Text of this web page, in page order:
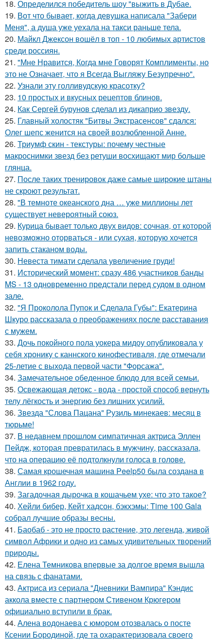
18. Определился победитель шоу "выжить в Дубае.
19. Вот что бывает, когда девушка написала "Забери
Меня", а душа уже уехала на такси раньше тела.
20. Майкл Джексон вошёл в топ - 10 любимых артистов
среди россиян.
21. "Мне Нравится, Когда мне Говорят Комплименты, но
это не Означает, что я Всегда Выгляжу Безупречно".
22. Узнали эту голливудскую красотку?
23. 10 простых и вкусных рецептов блинов.
24. Как Сергей бурунов сделал из дикаприо звезду.
25. Главный холостяк "Битвы Экстрасенсов" сдался:
Олег шепс женится на своей возлюбленной Анне.
26. Триумф скин - текстуры: почему честные
макроснимки звезд без ретуши восхищают мир больше
глянца.
27. После таких тренировок даже самые широкие штаны
не скроют результат.
28. "В темноте океанского дна … уже миллионы лет
существует невероятный союз.
29. Курица бывает только двух видов: сочная, от которой
невозможно оторваться - или сухая, которую хочется
запить стаканом воды.
30. Невеста тимати сделала увеличение груди!
31. Исторический момент: сразу 486 участников банды
MS - 13 одновременно предстали перед судом в одном
зале.
32. "Я Проколола Пупок и Сделала Губы": Екатерина
Шкуро рассказала о преображениях после расставания
с мужем.
33. Дочь покойного пола уокера мидоу опубликовала у
себя хронику с каннского кинофестиваля, где отмечали
25-летие с выхода первой части "Форсажа".
34. Замечательное обеденное блюдо для всей семьи.
35. Освежающая детокс - вода - простой способ вернуть
телу лёгкость и энергию без лишних усилий.
36. Звезда "Слова Пацана" Рузиль минекаев: месяц в
тюрьме!
37. В недавнем прошлом симпатичная актриса Эллен
Пейдж, которая превратилась в мужчину, рассказала,
что на операцию её подтолкнули голоса в голове.
38. Самая крошечная машинa Peelp50 была созданa в
Англии в 1962 году.
39. Загадочная дырочка в кошачьем ухе: что это такое?
40. Хейли бибер, Кейт хадсон, бэкхэмы: Time 100 Gala
собрал лучшие образы весны.
41. Баобаб - это не просто растение, это легенда, живой
символ Африки и одно из самых удивительных творений
природы.
42. Елена Темникова впервые за долгое время вышла
на связь с фанатами.
43. Актриса из сериала "Дневники Вампира" Кэндис
аккола вместе с партнером Стивеном Крюгером
официально вступили в брак.
44. Алена водонаева с юмором отозвалась о посте
Ксении Бородиной, где та охарактеризовала своего